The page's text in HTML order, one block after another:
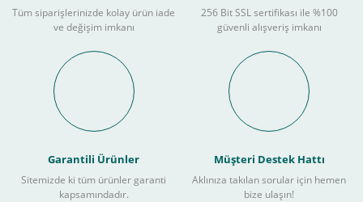
Tüm siparişlerinizde kolay ürün iade
ve değişim imkanı
256 Bit SSL sertifikası ile %100
güvenli alışveriş imkanı
Garantili Ürünler
Sitemizde ki tüm ürünler garanti
kapsamındadır.
Müşteri Destek Hattı
Aklınıza takılan sorular için hemen
bize ulaşın!